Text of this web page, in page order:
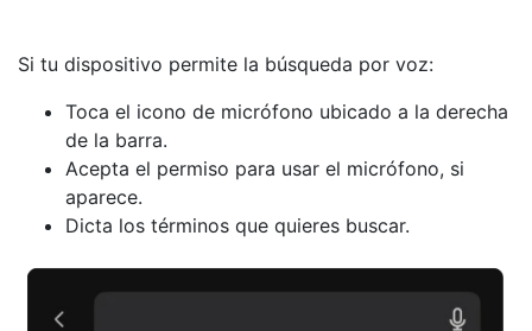
Si tu dispositivo permite la búsqueda por voz:
Toca el icono de micrófono ubicado a la derecha
de la barra.
Acepta el permiso para usar el micrófono, si
aparece.
Dicta los términos que quieres buscar.